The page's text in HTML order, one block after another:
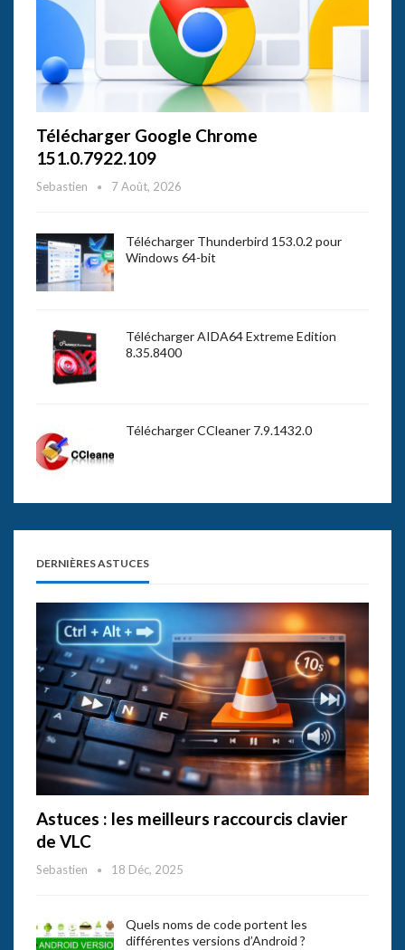
Télécharger Google Chrome
151.0.7922.109
Sebastien 7 Août, 2026
Télécharger Thunderbird 153.0.2 pour
Windows 64-bit
Télécharger AIDA64 Extreme Edition
8.35.8400
Télécharger CCleaner 7.9.1432.0
DERNIÈRES ASTUCES
Astuces : les meilleurs raccourcis clavier
de VLC
Sebastien 18 Déc, 2025
Quels noms de code portent les
différentes versions d’Android ?